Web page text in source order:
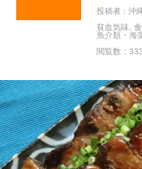
投稿者 : 沖
貧血気味
魚介類・海
閲覧数：333